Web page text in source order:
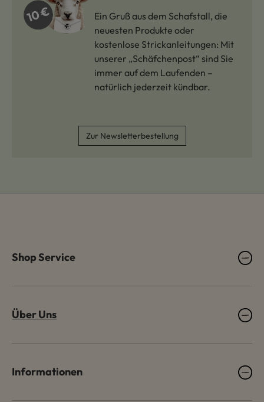
Ein Gruß aus dem Schafstall, die
neuesten Produkte oder
kostenlose Strickanleitungen: Mit
unserer „Schäfchenpost“ sind Sie
immer auf dem Laufenden –
natürlich jederzeit kündbar.
Zur Newsletterbestellung
Shop Service
Über Uns
Informationen